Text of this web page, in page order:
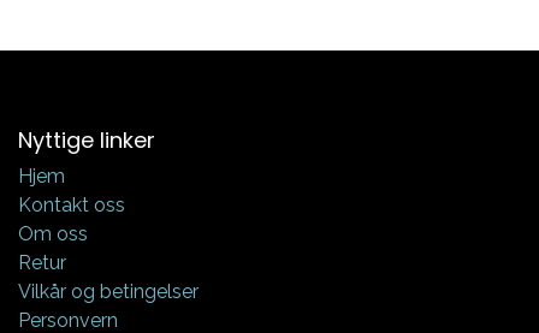
Nyttige linker
Hjem
Kontakt oss
Om oss
Retur
Vilkår og betingelser
Personvern